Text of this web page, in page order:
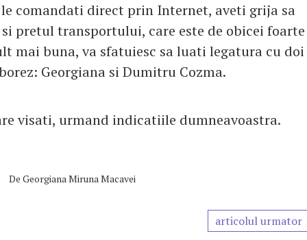
comandati direct prin Internet, aveti grija sa
pretul transportului, care este de obicei foarte
mai buna, va sfatuiesc sa luati legatura cu doi
Georgiana si Dumitru Cozma.
visati, urmand indicatiile dumneavoastra.
De Georgiana Miruna Macavei
articolul urmator